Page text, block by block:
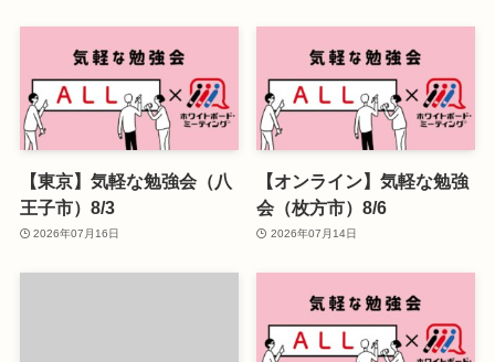
【東京】気軽な勉強会（八
王子市）8/3
2026年07月16日
【オンライン】気軽な勉強
会（枚方市）8/6
2026年07月14日